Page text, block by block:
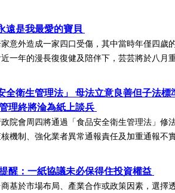
是我最愛的寶貝
意外造成一家四口受傷，其中當時年僅四歲
一年的漫長復復健及陪伴下，芸芸將於八月
全衛生管理法」 母法立意良善但子法
理終將淪為紙上談兵
院會周四將通過「食品安全衛生管理法」修
機制、強化業者異常通報責任及加重通報不
醒：一紙協議未必保得住投資權益
基於市場布局、產業合作或政策因素，選擇